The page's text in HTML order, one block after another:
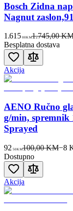
Bosch Zidna
Nagnut
1.615 00KM1.745,00
Besplatna dostava
Akcija
AENO Ručno
g/min, spremnik
Sprayed
92 50KM100,00 KM−8
Dostupno
Akcija